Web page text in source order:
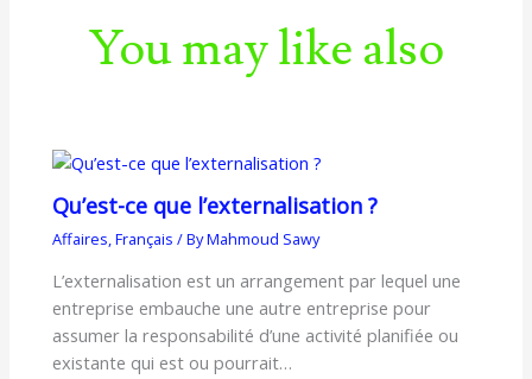
You may like also
Qu’est-ce que l’externalisation ?
Affaires,Français / ByMahmoud Sawy
L’externalisation est un arrangement par lequel une
entreprise embauche une autre entreprise pour
assumer la responsabilité d’une activité planifiée ou
existante qui est ou pourrait…